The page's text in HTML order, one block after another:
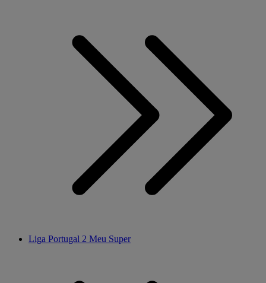
Liga Portugal 2 Meu Super